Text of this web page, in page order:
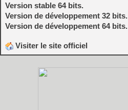
Version stable 64 bits.
Version de développement 32 bits.
Version de développement 64 bits.
Visiter le site officiel